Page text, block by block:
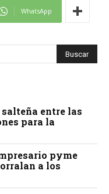
WhatsApp
entre las
para la
pyme
a los